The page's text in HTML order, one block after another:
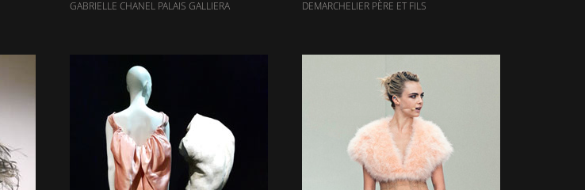
GABRIELLE CHANEL PALAIS GALLIERA DEMARCHELIER PÈRE ET FILS